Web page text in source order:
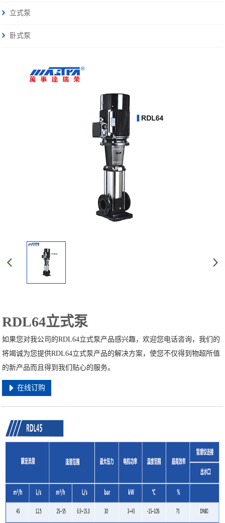
立式泵
卧式泵
RDL64立式泵
如果您对我公司的RDL64立式泵产品感兴趣，欢迎您电话咨询，我们的
将竭诚为您提供RDL64立式泵产品的解决方案，使您不仅得到物超所值
的新产品而且得到我们贴心的服务。
在线订购